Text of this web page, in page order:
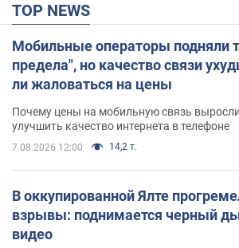
TOP NEWS
Мобильные операторы подняли
предела", но качество связи
ли жаловаться на цены
Почему цены на мобильную связь
улучшить качество интернета в телефоне
7.08.2026 12:00 14,2 т.
В оккупированной Ялте
взрывы: поднимается черный
видео